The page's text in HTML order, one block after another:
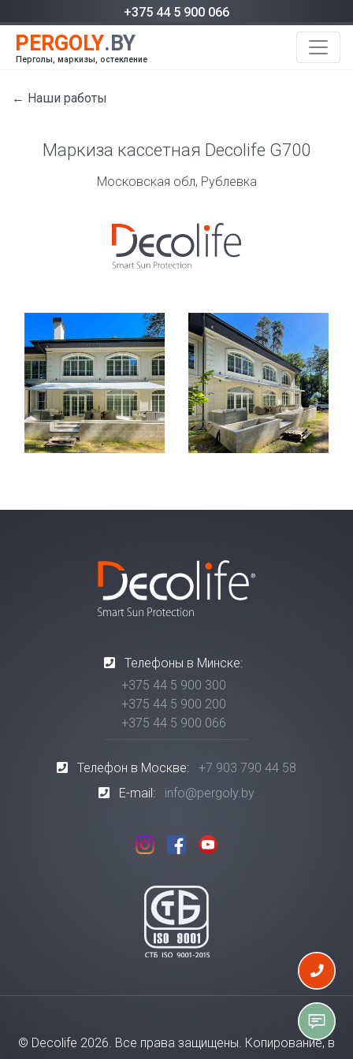
+375 44 5 900 066
Перголы, маркизы, остекление
← Наши работы
Маркиза кассетная Decolife G700
Московская обл, Рублевка
Телефоны в Минске:
+375 44 5 900 300
+375 44 5 900 200
+375 44 5 900 066
Телефон в Москве:
+7 903 790 44 58
E-mail:
info@pergoly.by
© Decolife 2026. Все права защищены. Копирование, в